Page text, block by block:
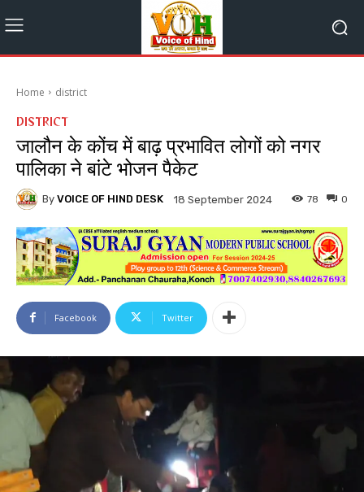
Home district
DISTRICT
जालौन के कोंच में बाढ़ प्रभावित लोगों को नगर
पालिका ने बांटे भोजन पैकेट
By VOICE OF HIND DESK 18 September 2024 0
78
Facebook Twitter